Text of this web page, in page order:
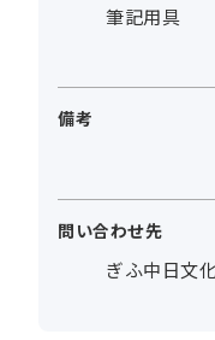
筆記用具
備考
問い合わせ先
ぎふ中日文